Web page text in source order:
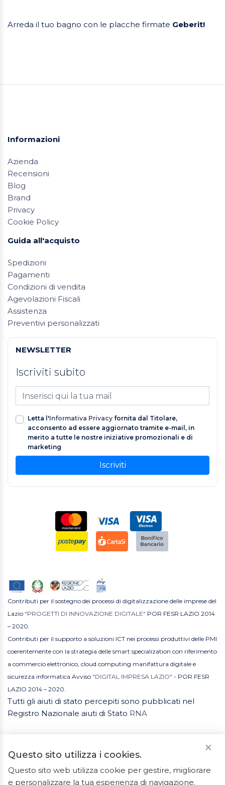
Arreda il tuo bagno con le placche firmate Geberit!
Informazioni
Azienda
Recensioni
Blog
Brand
Privacy
Cookie Policy
Guida all'acquisto
Spedizioni
Pagamenti
Condizioni di vendita
Agevolazioni Fiscali
Assistenza
Preventivi personalizzati
NEWSLETTER
Iscriviti subito
Letta l'Informativa Privacy fornita dal Titolare,
acconsento ad essere aggiornato tramite e-mail, in
merito a tutte le nostre iniziative promozionali e di
marketing
Iscriviti
Contributi per il sostegno dei processi di digitalizzazione delle imprese del
Lazio "PROGETTI DI INNOVAZIONE DIGITALE" POR FESR LAZIO 2014
– 2020.
Contributi per il supporto a soluzioni ICT nei processi produttivi delle PMI
coerentemente con la strategia delle smart specialization con riferimento
a commercio elettronico, cloud computing manifattura digitale e
sicurezza informatica Avviso "DIGITAL IMPRESA LAZIO" - POR FESR
LAZIO 2014 – 2020.
Tutti gli aiuti di stato percepiti sono pubblicati nel
Registro Nazionale aiuti di Stato RNA
Questo sito utilizza i cookies.
Questo sito web utilizza cookie per gestire, migliorare
e personalizzare la tua esperienza di navigazione.